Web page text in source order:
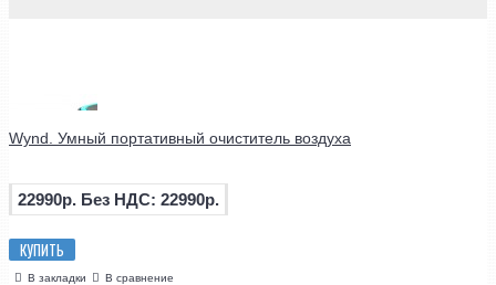
Wynd. Умный портативный очиститель воздуха
22990р. Без НДС: 22990р.
КУПИТЬ
В закладки В сравнение